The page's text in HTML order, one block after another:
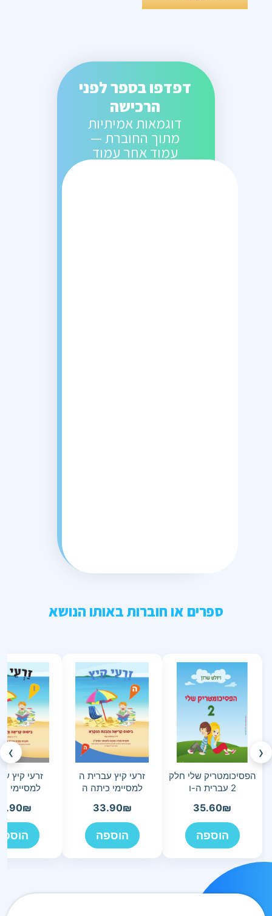
דפדפו בספר לפני
הרכישה
דוגמאות אמיתיות
מתוך החוברת —
עמוד אחר עמוד
ספרים או חוברות באותו הנושא
‹
הפסיכומטריק שלי חלק
2 עברית ה-ו
35.60₪
הוספה
זרעי קיץ עברית ה
למסיימי כיתה ה
33.90₪
הוספה
זרעי קיץ
למסיימי
₪
›